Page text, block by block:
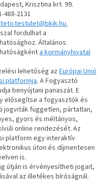
Krisztina krt. 99.
488-2131
fordulhat a
Általános
a kormányhivatal
lehetőség az Európai Unió
platformja. A Fogyasztó
benyújtani panaszát. E
elősegítse a fogyasztók és
jogviták független, pártatlan,
gyors és méltányos,
online rendezését. Az
platform egy interaktív
úton és díjmentesen
is.
útján is érvényesítheti jogait,
az illetékes bíróságnál.